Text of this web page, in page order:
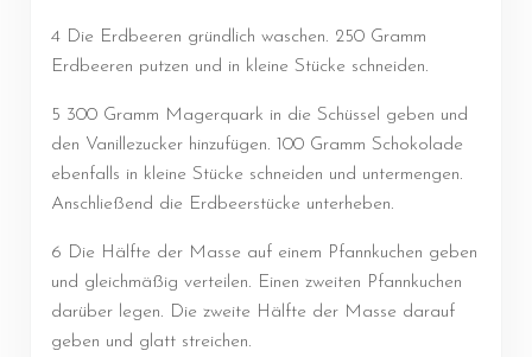
4 Die Erdbeeren gründlich waschen. 250 Gramm
Erdbeeren putzen und in kleine Stücke schneiden.
5 300 Gramm Magerquark in die Schüssel geben und
den Vanillezucker hinzufügen. 100 Gramm Schokolade
ebenfalls in kleine Stücke schneiden und untermengen.
Anschließend die Erdbeerstücke unterheben.
6 Die Hälfte der Masse auf einem Pfannkuchen geben
und gleichmäßig verteilen. Einen zweiten Pfannkuchen
darüber legen. Die zweite Hälfte der Masse darauf
geben und glatt streichen.